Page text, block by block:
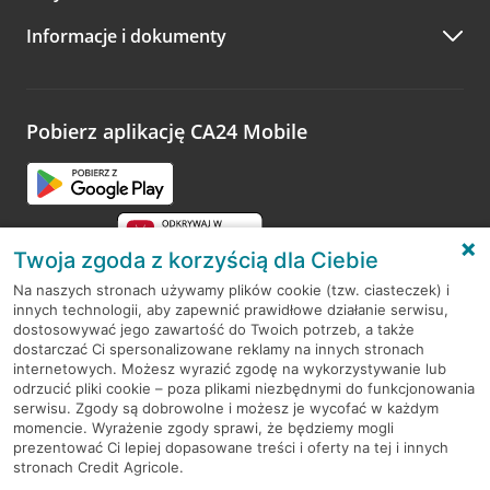
Zachęcamy do podzielenia się z nami opinią o wizycie.
opinie.
Informacje i dokumenty
Pobierz aplikację CA24 Mobile
RODO
Regulamin serwisu
Mapa serwisu
PolitykaCookies
Twoja zgoda z korzyścią dla Ciebie
Na naszych stronach używamy plików cookie (tzw. ciasteczek) i
innych technologii, aby zapewnić prawidłowe działanie serwisu,
dostosowywać jego zawartość do Twoich potrzeb, a także
dostarczać Ci spersonalizowane reklamy na innych stronach
internetowych. Możesz wyrazić zgodę na wykorzystywanie lub
odrzucić pliki cookie – poza plikami niezbędnymi do funkcjonowania
serwisu. Zgody są dobrowolne i możesz je wycofać w każdym
momencie. Wyrażenie zgody sprawi, że będziemy mogli
prezentować Ci lepiej dopasowane treści i oferty na tej i innych
stronach Credit Agricole.